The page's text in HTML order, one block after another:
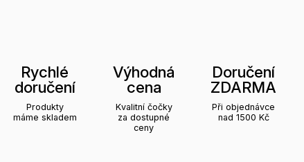
Rychlé
doručení
Produkty
máme skladem
Výhodná
cena
Kvalitní čočky
za dostupné
ceny
Doručení
ZDARMA
Při objednávce
nad 1500 Kč